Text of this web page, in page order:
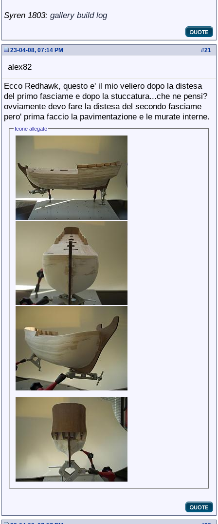
Syren 1803: gallery build log
#21
23-04-08, 07:14 PM
alex82
Ecco Redhawk, questo e' il mio veliero dopo la distesa
del primo fasciame e dopo la stuccatura...che ne pensi?
ovviamente devo fare la distesa del secondo fasciame
pero' prima faccio la pavimentazione e le murate interne.
Icone allegate